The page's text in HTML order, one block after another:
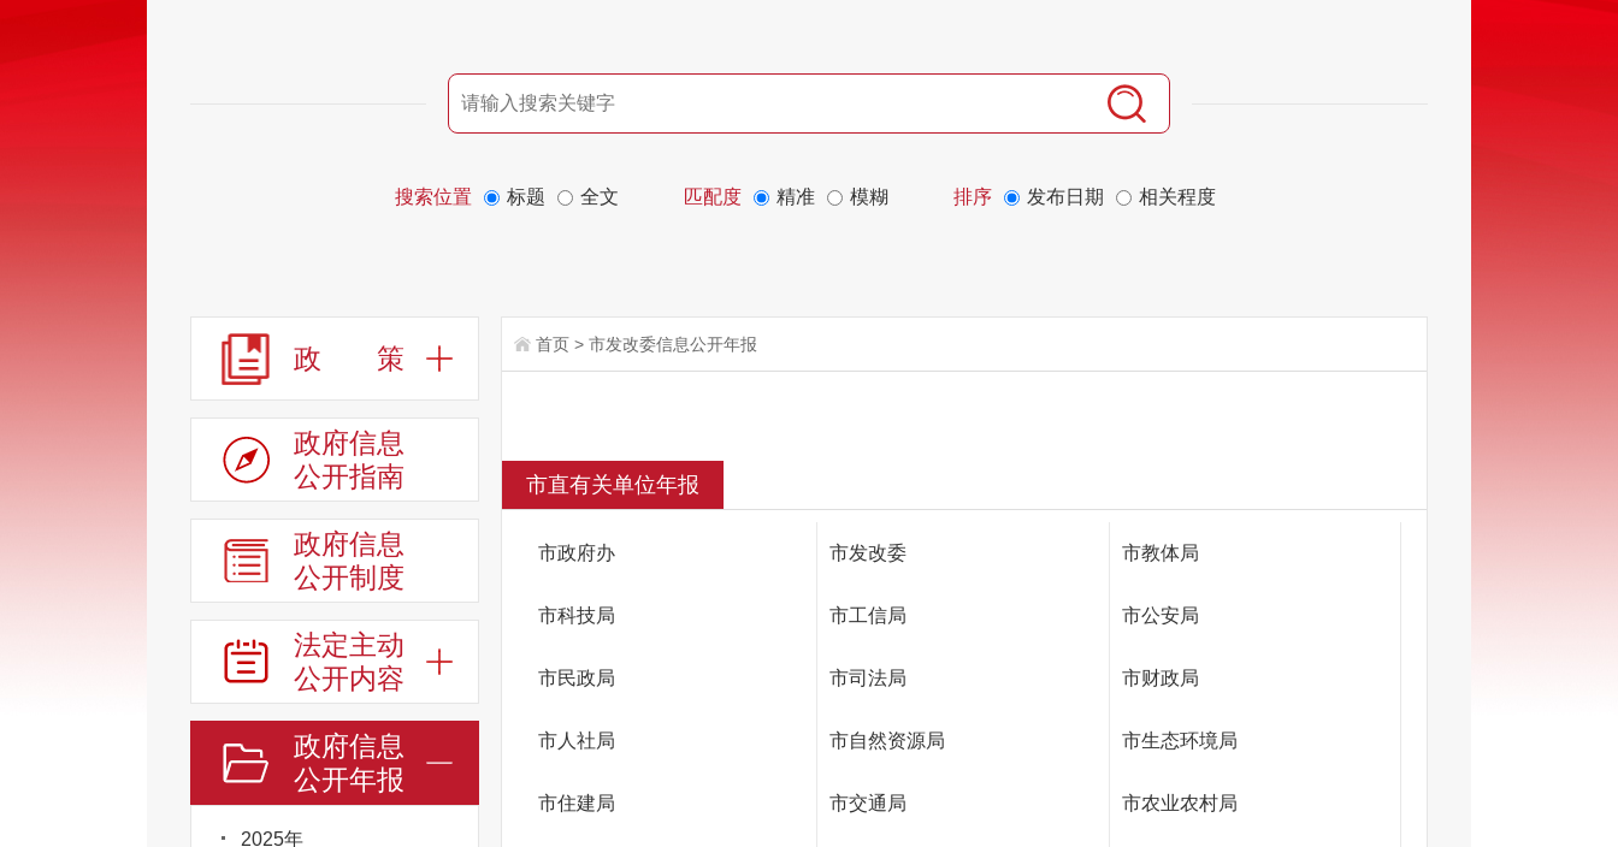
搜索位置 标题 全文 匹配度 精准 模糊 排序 发布日期 相关程度
政 策
政府信息
公开指南
政府信息
公开制度
法定主动
公开内容
政府信息
公开年报
2025年
首页 > 市发改委信息公开年报
市直有关单位年报
市政府办 市发改委 市教体局
市科技局 市工信局 市公安局
市民政局 市司法局 市财政局
市人社局 市自然资源局 市生态环境局
市住建局 市交通局 市农业农村局